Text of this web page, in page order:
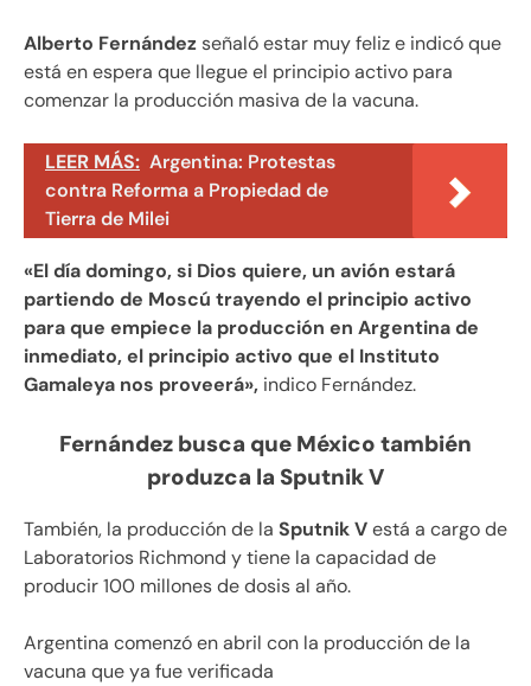
Alberto Fernándezseñaló estar muy feliz e indicó que
está en espera que llegue el principio activo para
comenzar la producción masiva de la vacuna.
LEER MÁS: Argentina: Protestas
contra Reforma a Propiedad de
Tierra de Milei
«El día domingo, si Dios quiere, un avión estará
partiendo de Moscú trayendo el principio activo
para que empiece la producción en Argentina de
inmediato, el principio activo que el Instituto
Gamaleya nos proveerá», indico Fernández.
Fernández busca que México también
produzca la Sputnik V
También, la producción de la Sputnik Vestá a cargo de
Laboratorios Richmond y tiene la capacidad de
producir 100 millones de dosis al año.
Argentina comenzó en abril con la producción de la
vacuna que ya fue verificada